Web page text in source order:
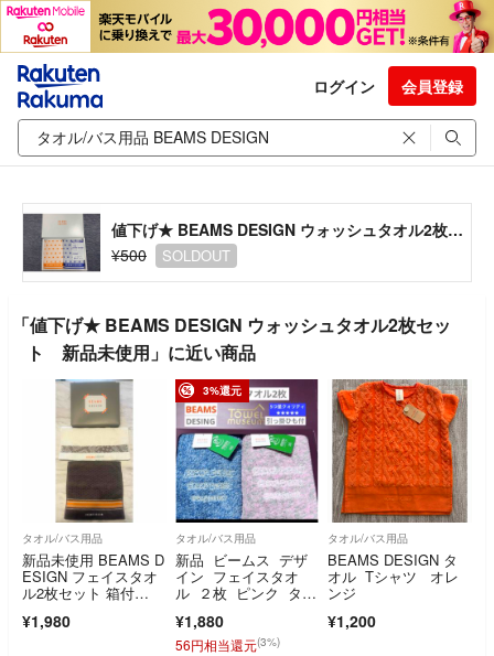
ログイン 会員登録
値下げ★ BEAMS DESIGN ウォッシュタオル2枚セット 新品未使用
¥500
SOLDOUT
「値下げ★ BEAMS DESIGN ウォッシュタオル2枚セッ
ト 新品未使用」に近い商品
タオル/バス用品
新品未使用 BEAMS D
ESIGN フェイスタオ
ル2枚セット 箱付
ザイン
¥1,980
3%還元
タオル/バス用品
新品 ビームス デザ
イン フェイスタオ
ル ２枚 ピンク ター
館 タオル
¥1,880
56円相当還元(3%)
タオル/バス用品
BEAMS DESIGN タ
オル Tシャツ オレ
ンジ
¥1,200